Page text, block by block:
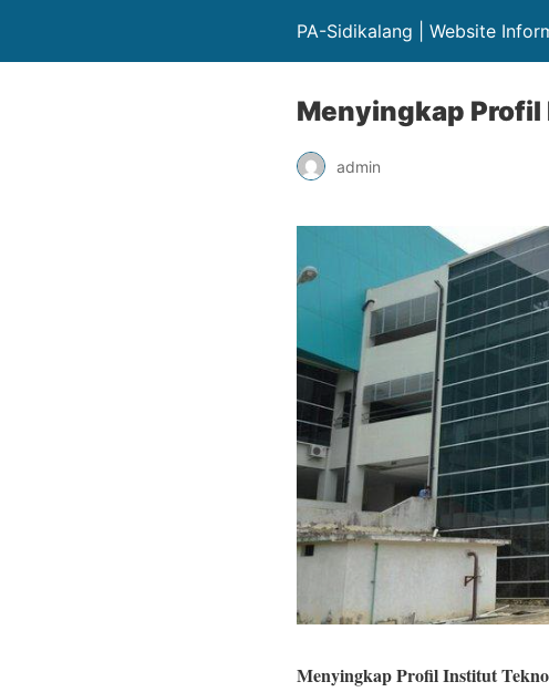
PA-Sidikalang | Website
Menyingkap
admin
Menyingkap Profil Institut